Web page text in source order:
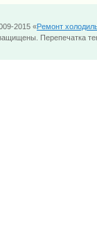
2015 «Ремонт
Перепечатка